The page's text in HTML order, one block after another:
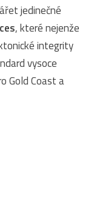
jedinečné
, které nejenže
integrity
vysoce
Gold Coast a